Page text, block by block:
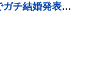
ガチ結婚発表